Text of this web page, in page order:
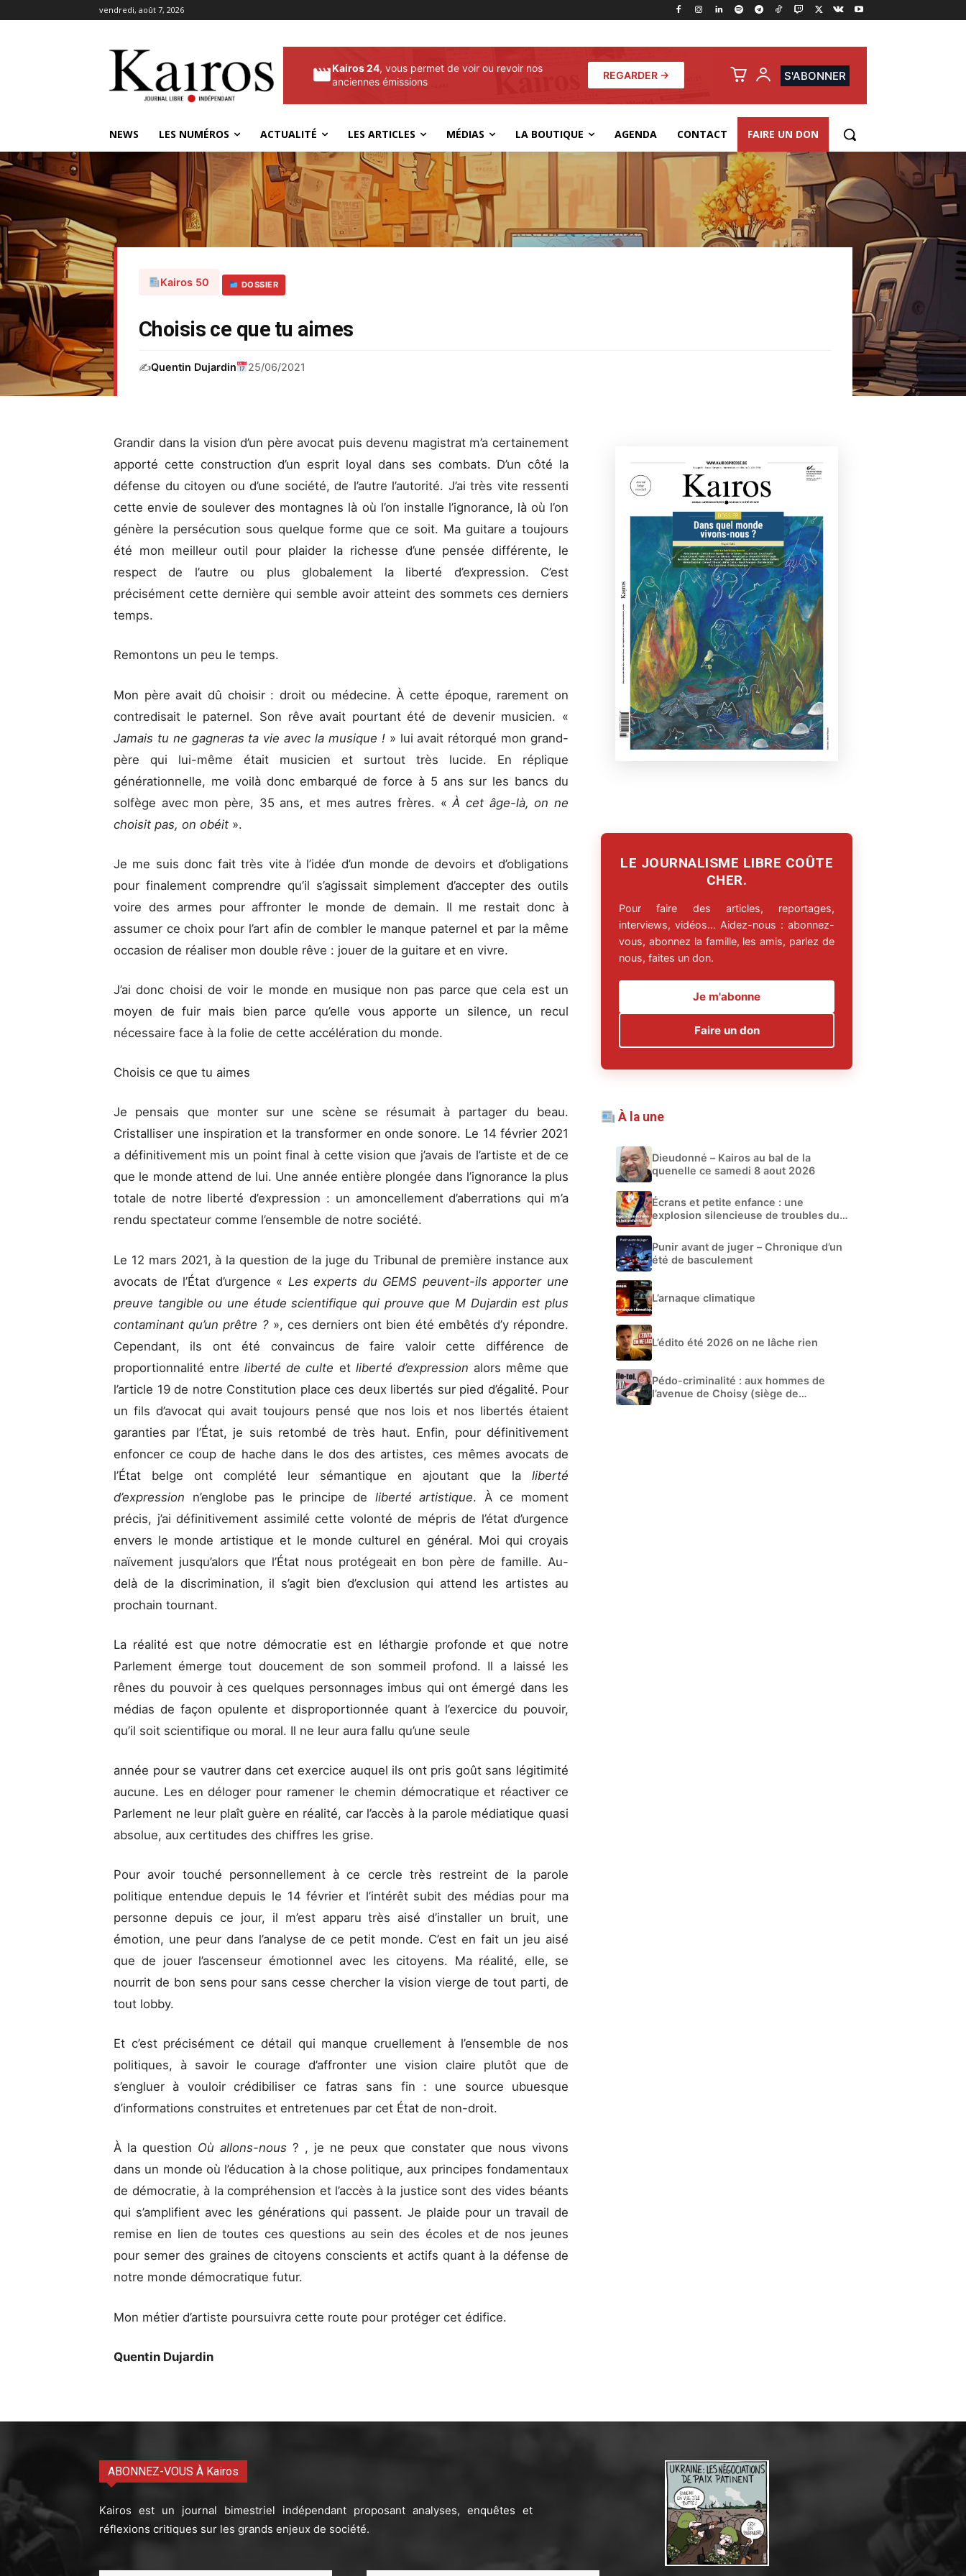
vendredi, août 7, 2026
Kairos 24, vous permet de voir ou revoir nos
anciennes émissions
REGARDER → S'ABONNER
NEWS LES NUMÉROS ACTUALITÉ LES ARTICLES MÉDIAS LA BOUTIQUE AGENDA CONTACT FAIRE UN DON
Kairos 50 DOSSIER
Choisis ce que tu aimes
✍️Quentin Dujardin 25/06/2021
Grandir dans la vision d’un père avocat puis devenu magistrat m’a certainement
apporté cette construction d’un esprit loyal dans ses combats. D’un côté la
défense du citoyen ou d’une société, de l’autre l’autorité. J’ai très vite ressenti
cette envie de soulever des montagnes là où l’on installe l’ignorance, là où l’on
génère la persécution sous quelque forme que ce soit. Ma guitare a toujours
été mon meilleur outil pour plaider la richesse d’une pensée différente, le
respect de l’autre ou plus globalement la liberté d’expression. C’est
précisément cette dernière qui semble avoir atteint des sommets ces derniers
temps.
Remontons un peu le temps.
Mon père avait dû choisir : droit ou médecine. À cette époque, rarement on
contredisait le paternel. Son rêve avait pourtant été de devenir musicien. «
Jamais tu ne gagneras ta vie avec la musique ! » lui avait rétorqué mon grand-
père qui lui-même était musicien et surtout très lucide. En réplique
générationnelle, me voilà donc embarqué de force à 5 ans sur les bancs du
solfège avec mon père, 35 ans, et mes autres frères. «À cet âge-là, on ne
choisit pas, on obéit ».
Je me suis donc fait très vite à l’idée d’un monde de devoirs et d’obligations
pour finalement comprendre qu’il s’agissait simplement d’accepter des outils
voire des armes pour affronter le monde de demain. Il me restait donc à
assumer ce choix pour l’art afin de combler le manque paternel et par la même
occasion de réaliser mon double rêve : jouer de la guitare et en vivre.
J’ai donc choisi de voir le monde en musique non pas parce que cela est un
moyen de fuir mais bien parce qu’elle vous apporte un silence, un recul
nécessaire face à la folie de cette accélération du monde.
Choisis ce que tu aimes
Je pensais que monter sur une scène se résumait à partager du beau.
Cristalliser une inspiration et la transformer en onde sonore. Le 14 février 2021
a définitivement mis un point final à cette vision que j’avais de l’artiste et de ce
que le monde attend de lui. Une année entière plongée dans l’ignorance la plus
totale de notre liberté d’expression : un amoncellement d’aberrations qui m’a
rendu spectateur comme l’ensemble de notre société.
Le 12 mars 2021, à la question de la juge du Tribunal de première instance aux
avocats de l’État d’urgence « Les experts du GEMS peuvent-ils apporter une
preuve tangible ou une étudescientifique qui prouve que M Dujardin est plus
contaminantqu’un prêtre ? », ces derniers ont bien été embêtés d’y répondre.
Cependant, ils ont été convaincus de faire valoir cette différence de
proportionnalité entreliberté de culte et liberté d’expression alors même que
l’article 19 de notre Constitution place ces deux libertés sur pied d’égalité. Pour
un fils d’avocat qui avait toujours pensé que nos lois et nos libertés étaient
garanties par l’État, je suis retombé de très haut. Enfin, pour définitivement
enfoncer ce coup de hache dans le dos des artistes, ces mêmes avocats de
l’État belge ont complété leur sémantique en ajoutant que la liberté
d’expression n’englobe pas le principe de liberté artistique. À ce moment
précis, j’ai définitivement assimilé cette volonté de mépris de l’état d’urgence
envers le monde artistique et le monde culturel en général. Moi qui croyais
naïvement jusqu’alors que l’État nous protégeait en bon père de famille. Au-
delà de la discrimination, il s’agit bien d’exclusion qui attend les artistes au
prochain tournant.
La réalité est que notre démocratie est en léthargie profonde et que notre
Parlement émerge tout doucement de son sommeil profond. Il a laissé les
rênes du pouvoir à ces quelques personnages imbus qui ont émergé dans les
médias de façon opulente et disproportionnée quant à l’exercice du pouvoir,
qu’il soit scientifique ou moral. Il ne leur aura fallu qu’une seule
année pour se vautrer dans cet exercice auquel ils ont pris goût sans légitimité
aucune. Les en déloger pour ramener le chemin démocratique et réactiver ce
Parlement ne leur plaît guère en réalité, car l’accès à la parole médiatique quasi
absolue, aux certitudes des chiffres les grise.
Pour avoir touché personnellement à ce cercle très restreint de la parole
politique entendue depuis le 14 février et l’intérêt subit des médias pour ma
personne depuis ce jour, il m’est apparu très aisé d’installer un bruit, une
émotion, une peur dans l’analyse de ce petit monde. C’est en fait un jeu aisé
que de jouer l’ascenseur émotionnel avec les citoyens. Ma réalité, elle, se
nourrit de bon sens pour sans cesse chercher la vision vierge de tout parti, de
tout lobby.
Et c’est précisément ce détail qui manque cruellement à l’ensemble de nos
politiques, à savoir le courage d’affronter une vision claire plutôt que de
s’engluer à vouloir crédibiliser ce fatras sans fin : une source ubuesque
d’informations construites et entretenues par cet État de non-droit.
À la question Où allons-nous ? , je ne peux que constater que nous vivons
dans un monde où l’éducation à la chose politique, aux principes fondamentaux
de démocratie, à la compréhension et l’accès à la justice sont des vides béants
qui s’amplifient avec les générations qui passent. Je plaide pour un travail de
remise en lien de toutes ces questions au sein des écoles et de nos jeunes
pour semer des graines de citoyens conscients et actifs quant à la défense de
notre monde démocratique futur.
Mon métier d’artiste poursuivra cette route pour protéger cet édifice.
Quentin Dujardin
LE JOURNALISME LIBRE COÛTE
CHER.
Pour faire des articles, reportages,
interviews, vidéos… Aidez-nous : abonnez-
vous, abonnez la famille, les amis, parlez de
nous, faites un don.
Je m'abonne
Faire un don
À la une
Dieudonné – Kairos au bal de la
quenelle ce samedi 8 aout 2026
Écrans et petite enfance : une
explosion silencieuse de troubles du
Punir avant de juger – Chronique d’un
été de basculement
L’arnaque climatique
L’édito été 2026 on ne lâche rien
Pédo-criminalité : aux hommes de
l’avenue de Choisy (siège de
ABONNEZ-VOUS À Kairos
Kairos est un journal bimestriel indépendant proposant analyses, enquêtes et
réflexions critiques sur les grands enjeux de société.